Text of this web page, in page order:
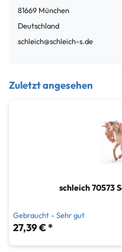
81669 München
Deutschland
schleich@schleich-s.de
Zuletzt angesehen
schleich 70573
Gebraucht - Sehr gut
27,39 € *